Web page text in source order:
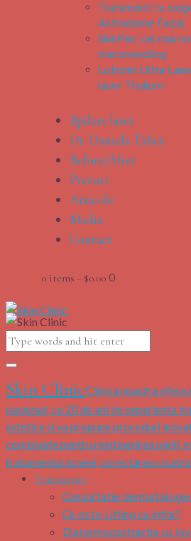
Tratament cu
Astrodome Facial
SkinPen, cel mai
microneedling
Lutronic Ultra
laser Thulium
Epilare laser
Dr. Daniela Taher
Before/After
Preturi
Articole
Media
Contact
0 items - $0.00 0
Skin ClinicClinica noastra ofera
pasionat, cu 20 de ani de experienta
estetice si va propune proceduri
combinate pentru reintinerirea pielii,
tratamentul acneei, corectarea
Tratamente
Consultatie
Ce este Lifting cu Infini?
Diatermocontractia cu